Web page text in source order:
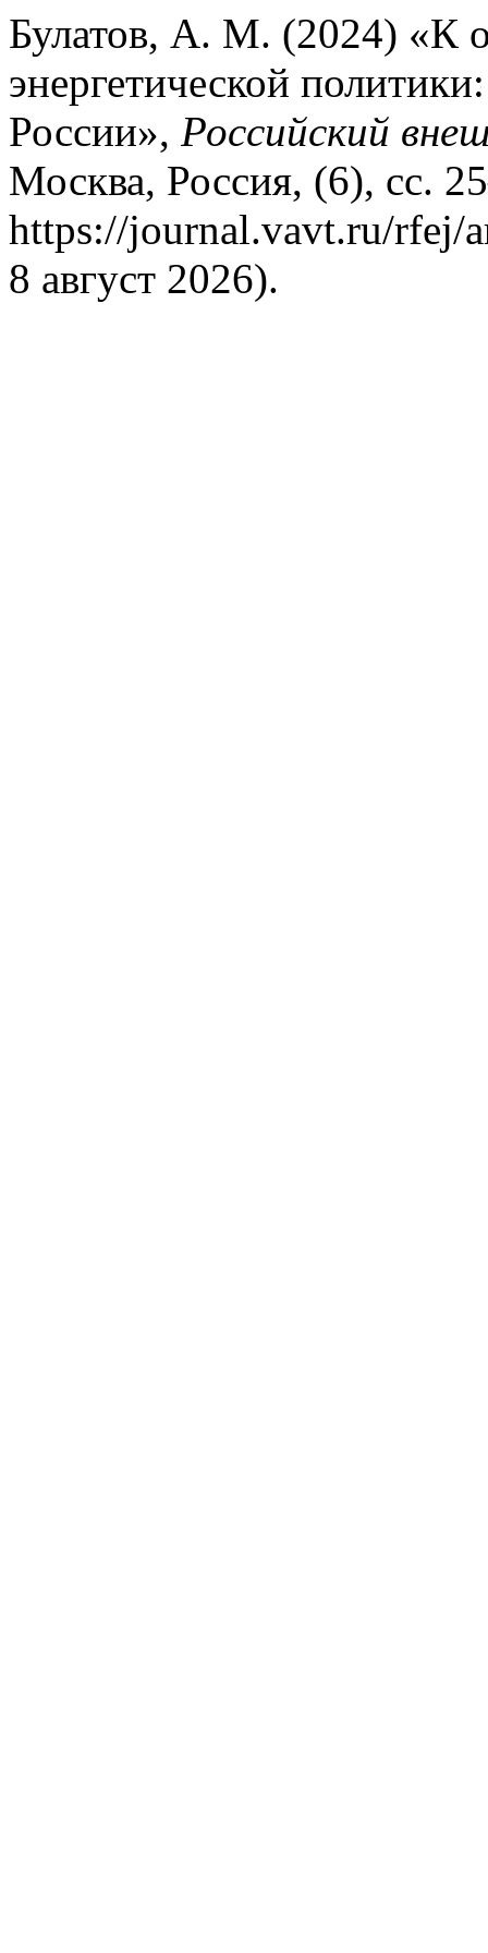
Булатов, А. М. (2024) «К
энергетической
России», Российский
Москва, Россия, (6), сс.
https://journal.vavt.ru/rfej/
8 август 2026).